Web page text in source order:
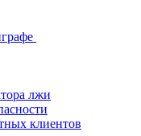
лжи
клиентов